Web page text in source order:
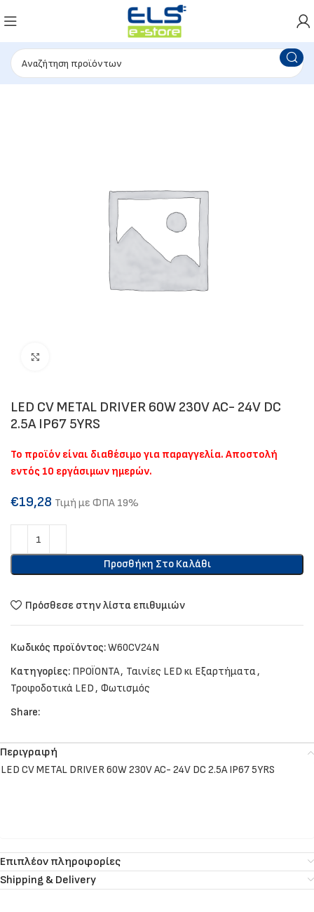
LED CV METAL DRIVER 60W 230V AC- 24V DC
2.5A IP67 5YRS
Το προϊόν είναι διαθέσιμο για παραγγελία. Αποστολή
εντός 10 εργάσιμων ημερών.
€19,28 Τιμή με ΦΠΑ 19%
Προσθήκη Στο Καλάθι
Πρόσθεσε στην λίστα επιθυμιών
Κωδικός προϊόντος:W60CV24N
Κατηγορίες: ΠΡΟΪΟΝΤΑ, Ταινίες LED κι Εξαρτήματα,
Τροφοδοτικά LED, Φωτισμός
Share:
Περιγραφή
LED CV METAL DRIVER 60W 230V AC- 24V DC 2.5A IP67 5YRS
Επιπλέον πληροφορίες
Shipping & Delivery